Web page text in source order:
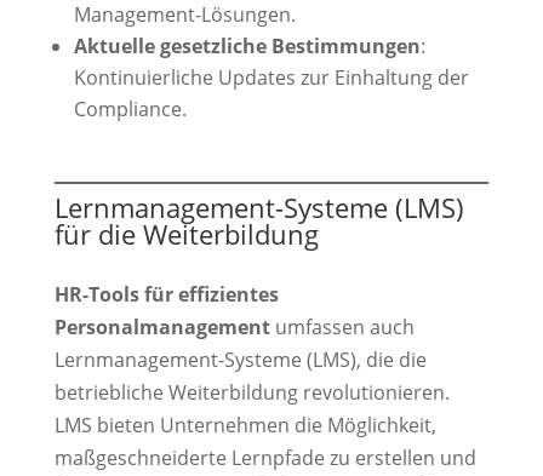
Management-Lösungen.
Aktuelle gesetzliche Bestimmungen:
Kontinuierliche Updates zur Einhaltung der
Compliance.
Lernmanagement-Systeme (LMS)
für die Weiterbildung
HR-Tools für effizientes
Personalmanagementumfassen auch
Lernmanagement-Systeme (LMS), die die
betriebliche Weiterbildung revolutionieren.
LMS bieten Unternehmen die Möglichkeit,
maßgeschneiderte Lernpfade zu erstellen und